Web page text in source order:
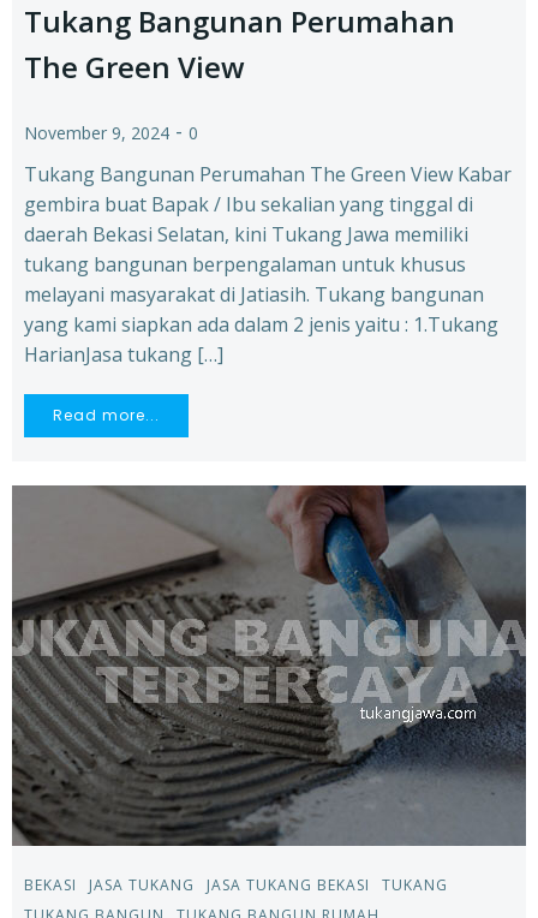
Tukang Bangunan Perumahan
The Green View
November 9, 2024 - 0
Tukang Bangunan Perumahan The Green View Kabar
gembira buat Bapak / Ibu sekalian yang tinggal di
daerah Bekasi Selatan, kini Tukang Jawa memiliki
tukang bangunan berpengalaman untuk khusus
melayani masyarakat di Jatiasih. Tukang bangunan
yang kami siapkan ada dalam 2 jenis yaitu : 1.Tukang
HarianJasa tukang […]
Read more...
BEKASI JASA TUKANG JASA TUKANG BEKASI
TUKANG